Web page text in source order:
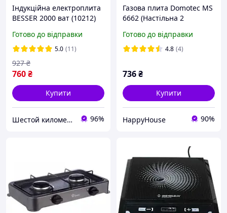
Індукційна електроплита
BESSER 2000 ват (10212)
Готово до відправки
5.0 (11)
760₴
927 ₴
Купити
Шестой километр 96%
Газова плита Domotec MS
6662 (Настільна 2
Готово до відправки
4.8 (4)
736₴
Купити
HappyHouse 90%